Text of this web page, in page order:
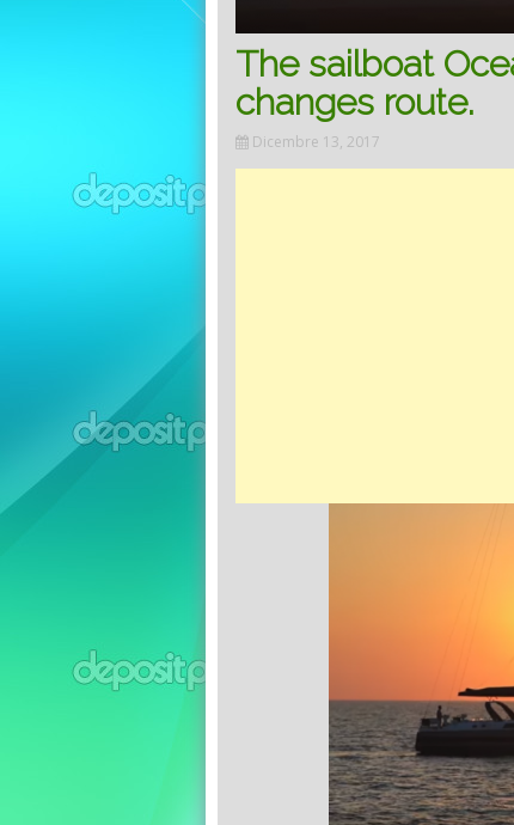
The sailboat
changes route.
Dicembre 13, 2017